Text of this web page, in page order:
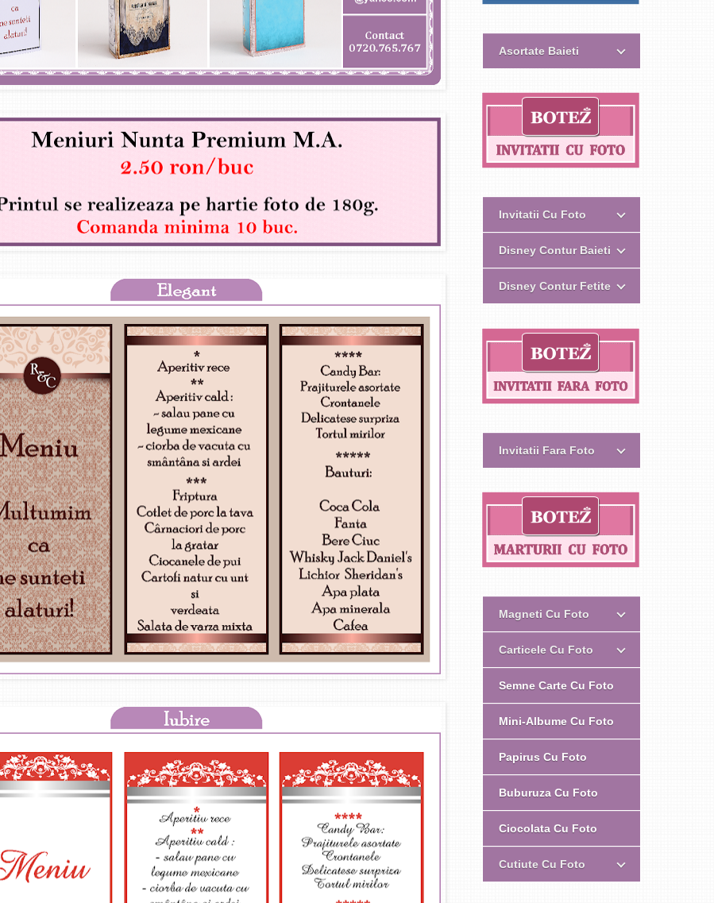
Asortate Baieti
Invitatii Cu Foto
Disney Contur Baieti
Disney Contur Fetite
Invitatii Fara Foto
Magneti Cu Foto
Carticele Cu Foto
Semne Carte Cu Foto
Mini-Albume Cu Foto
Papirus Cu Foto
Buburuza Cu Foto
Ciocolata Cu Foto
Cutiute Cu Foto